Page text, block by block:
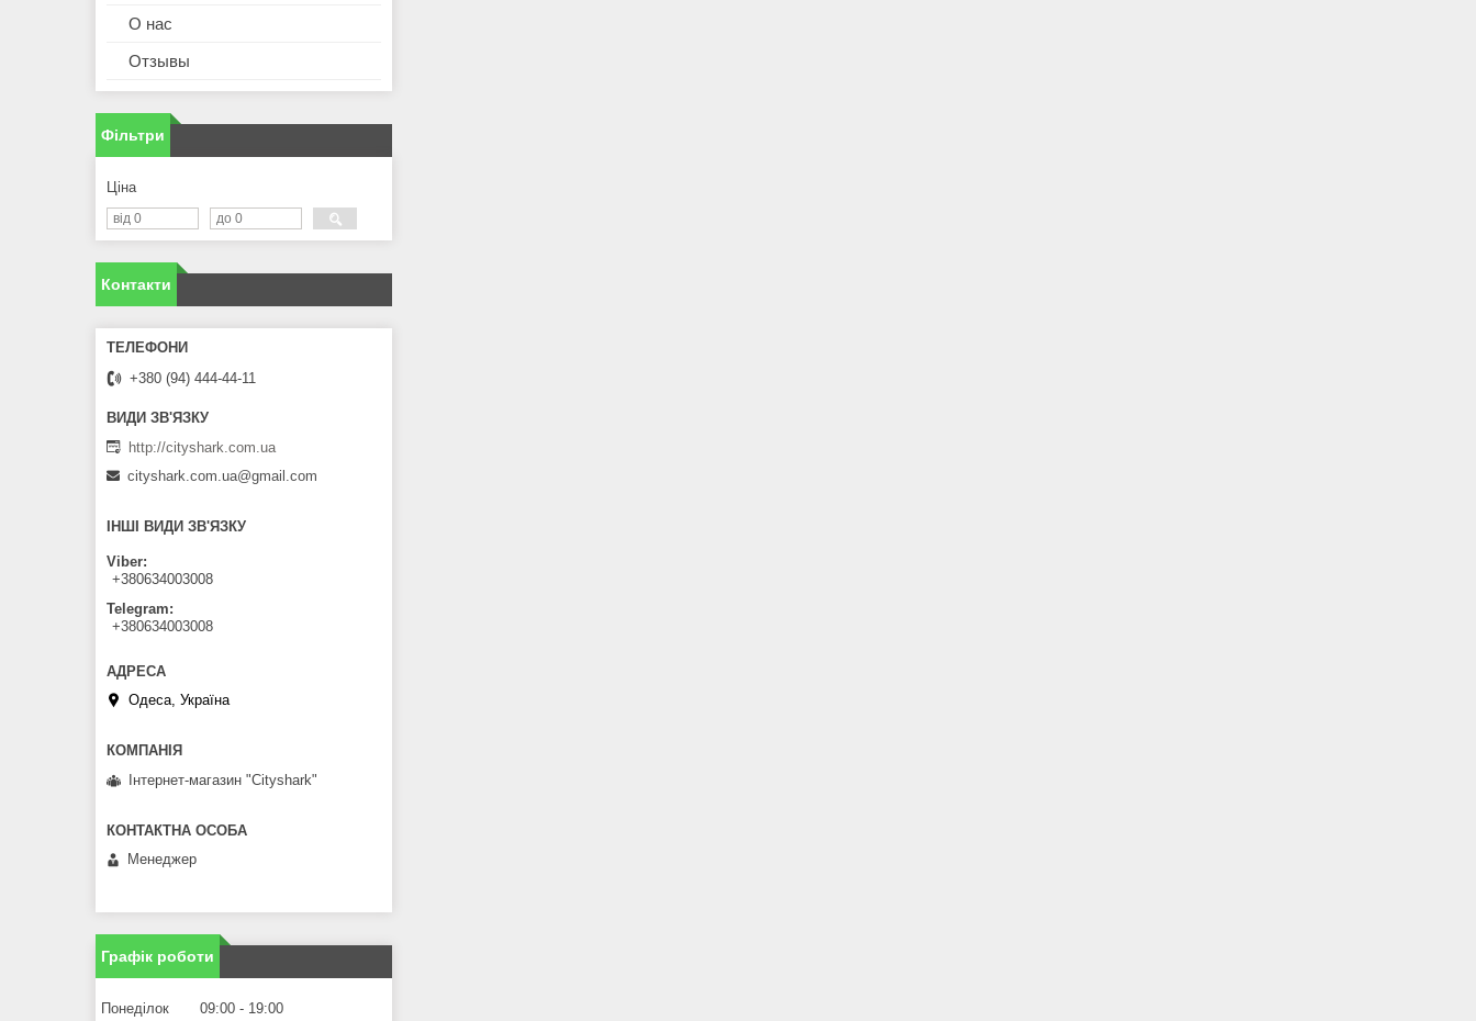
О нас
Отзывы
Фільтри
Ціна
Контакти
+380 (94) 444-44-11
http://cityshark.com.ua
cityshark.com.ua@gmail.com
ІНШІ ВИДИ ЗВ'ЯЗКУ
Viber
+380634003008
Telegram
+380634003008
Одеса, Україна
Інтернет-магазин "Сityshark"
Менеджер
Графік роботи
Понеділок 09:00 19:00